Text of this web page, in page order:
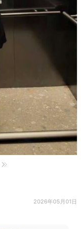
2026年05月01日